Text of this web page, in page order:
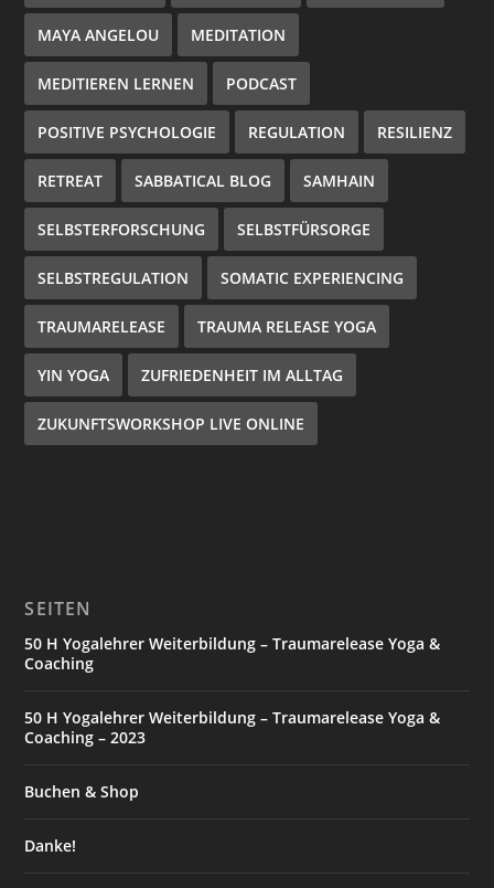
MAYA ANGELOU MEDITATION
MEDITIEREN LERNEN PODCAST
POSITIVE PSYCHOLOGIE REGULATION RESILIENZ
RETREAT SABBATICAL BLOG SAMHAIN
SELBSTERFORSCHUNG SELBSTFÜRSORGE
SELBSTREGULATION SOMATIC EXPERIENCING
TRAUMARELEASE TRAUMA RELEASE YOGA
YIN YOGA ZUFRIEDENHEIT IM ALLTAG
ZUKUNFTSWORKSHOP LIVE ONLINE
SEITEN
50 H Yogalehrer Weiterbildung – Traumarelease Yoga &
Coaching
50 H Yogalehrer Weiterbildung – Traumarelease Yoga &
Coaching – 2023
Buchen & Shop
Danke!